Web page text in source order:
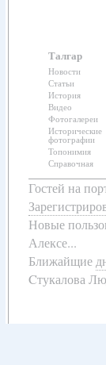
Талгар
Новости
Статьи
История
Видео
Фотогалереи
Исторические
фотографии
Топонимия
Справочная
Гостей на
Новые
Алексе...
Ближайщие
Cтукалова